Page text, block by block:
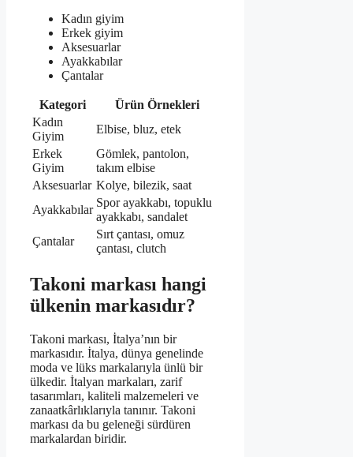
Kadın giyim
Erkek giyim
Aksesuarlar
Ayakkabılar
Çantalar
Kategori
Ürün Örnekleri
Kadın
Giyim
Elbise, bluz, etek
Erkek
Giyim
Gömlek, pantolon,
takım elbise
Aksesuarlar Kolye, bilezik, saat
Ayakkabılar
Spor ayakkabı, topuklu
ayakkabı, sandalet
Çantalar
Sırt çantası, omuz
çantası, clutch
Takoni markası hangi
ülkenin markasıdır?
Takoni markası, İtalya’nın bir
markasıdır. İtalya, dünya genelinde
moda ve lüks markalarıyla ünlü bir
ülkedir. İtalyan markaları, zarif
tasarımları, kaliteli malzemeleri ve
zanaatkârlıklarıyla tanınır. Takoni
markası da bu geleneği sürdüren
markalardan biridir.